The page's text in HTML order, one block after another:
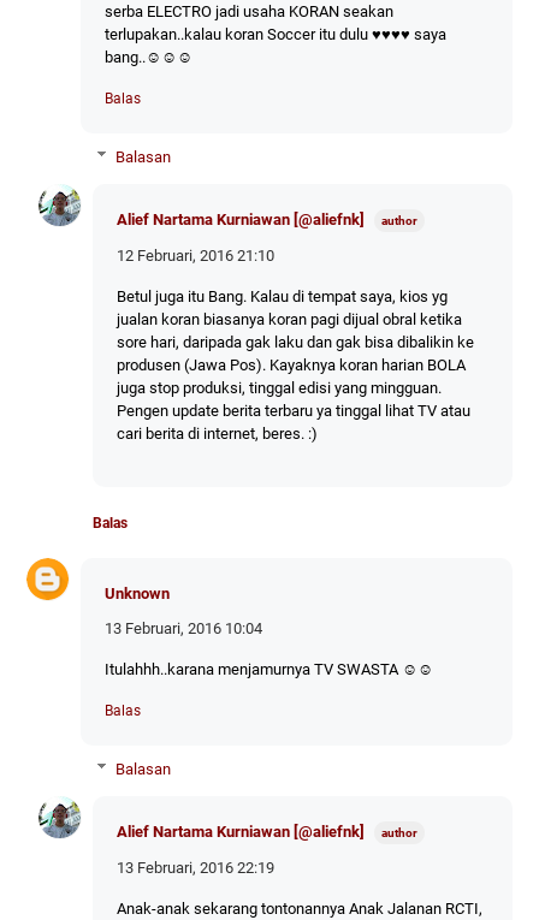
serba ELECTRO jadi usaha KORAN seakan
terlupakan..kalau koran Soccer itu dulu ♥♥♥♥ saya
bang..☺☺☺
Balas
Balasan
Alief Nartama Kurniawan [@aliefnk]
12 Februari, 2016 21:10
Betul juga itu Bang. Kalau di tempat saya, kios yg
jualan koran biasanya koran pagi dijual obral ketika
sore hari, daripada gak laku dan gak bisa dibalikin ke
produsen (Jawa Pos). Kayaknya koran harian BOLA
juga stop produksi, tinggal edisi yang mingguan.
Pengen update berita terbaru ya tinggal lihat TV atau
cari berita di internet, beres. :)
Balas
Unknown
13 Februari, 2016 10:04
Itulahhh..karana menjamurnya TV SWASTA ☺☺
Balas
Balasan
Alief Nartama Kurniawan [@aliefnk]
13 Februari, 2016 22:19
Anak-anak sekarang tontonannya Anak Jalanan RCTI,